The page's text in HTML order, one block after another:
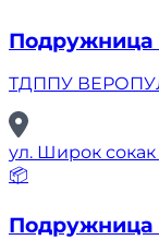
Подружница
ТДППУ
ул. Широк
📦
Подружница